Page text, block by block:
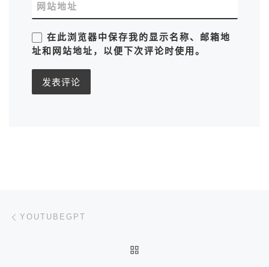
网站地址
在此浏览器中保存我的显示名称、邮箱地
址和网站地址，以便下次评论时使用。
文章导航
YOUTUBEGPT